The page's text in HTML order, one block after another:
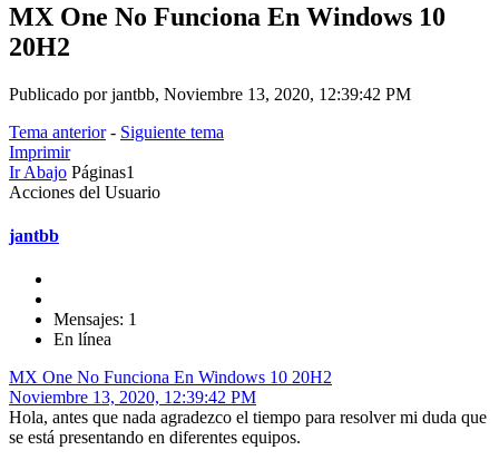
MX One No Funciona En Windows 10
20H2
Publicado por jantbb, Noviembre 13, 2020, 12:39:42 PM
Tema anterior- Siguiente tema
Imprimir
Ir Abajo Páginas1
Acciones del Usuario
jantbb
Mensajes: 1
En línea
MX One No Funciona En Windows 10 20H2
Noviembre 13, 2020, 12:39:42 PM
Hola, antes que nada agradezco el tiempo para resolver mi duda que
se está presentando en diferentes equipos.